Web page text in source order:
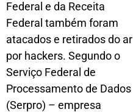
Federal e da Receita
Federal também foram
atacados e retirados do ar
por hackers. Segundo o
Serviço Federal de
Processamento de Dados
(Serpro) – empresa